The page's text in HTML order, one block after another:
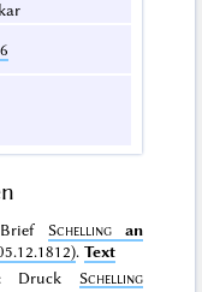
Schelling
an
.Text
: Druck Schelling